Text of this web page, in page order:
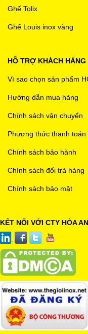
Ghế Tolix
Ghế Louis inox vàng
HỖ TRỢ KHÁCH HÀNG
Vì sao chọn sản phẩm
Hướng dẫn mua hàng
Chính sách vận chuyển
Phương thức thanh toán
Chính sách bảo hành
Chính sách đổi trả hàng
Chính sách bảo mật
KẾT NỐI VỚI CTY HÒA AN